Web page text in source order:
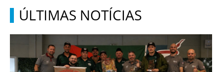
ÚLTIMAS NOTÍCIAS